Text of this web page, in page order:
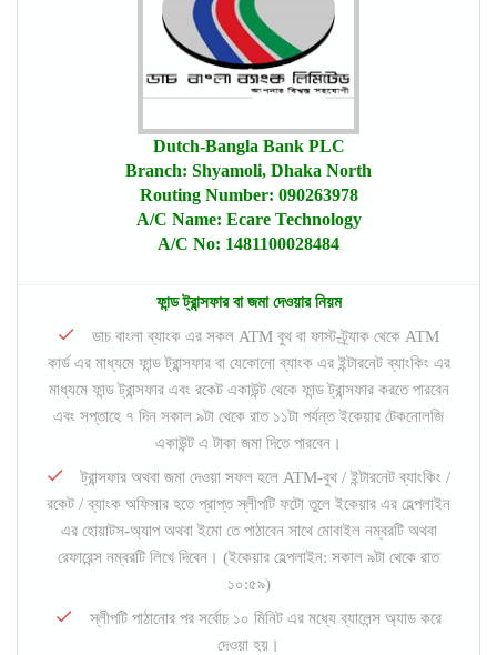
Dutch-Bangla Bank PLC
Branch: Shyamoli, Dhaka North
Routing Number: 090263978
A/C Name: Ecare Technology
A/C No: 1481100028484
ফান্ড ট্রান্সফার বা জমা দেওয়ার নিয়ম
ডাচ বাংলা ব্যাংক এর সকল ATM বুথ বা ফাস্ট-ট্র্যাক থেকে ATM
কার্ড এর মাধ্যমে ফান্ড ট্রান্সফার বা যেকোনো ব্যাংক এর ইন্টারনেট ব্যাংকিং এর
মাধ্যমে ফান্ড ট্রান্সফার এবং রকেট একাউন্ট থেকে ফান্ড ট্রান্সফার করতে পারবেন
এবং সপ্তাহে ৭ দিন সকাল ৯টা থেকে রাত ১১টা পর্যন্ত ইকেয়ার টেকনোলজি
একাউন্ট এ টাকা জমা দিতে পারবেন।
ট্রান্সফার অথবা জমা দেওয়া সফল হলে ATM-বুথ / ইন্টারনেট ব্যাংকিং /
রকেট / ব্যাংক অফিসার হতে প্রাপ্ত স্লীপটি ফটো তুলে ইকেয়ার এর হেল্পলাইন
এর হোয়াটস-অ্যাপ অথবা ইমো তে পাঠাবেন সাথে মোবাইল নম্বরটি অথবা
রেফারেন্স নম্বরটি লিখে দিবেন। (ইকেয়ার হেল্পলাইন: সকাল ৯টা থেকে রাত
১০:৫৯)
স্লীপটি পাঠানোর পর সর্বোচ ১০ মিনিট এর মধ্যে ব্যালেন্স অ্যাড করে
দেওয়া হয়।